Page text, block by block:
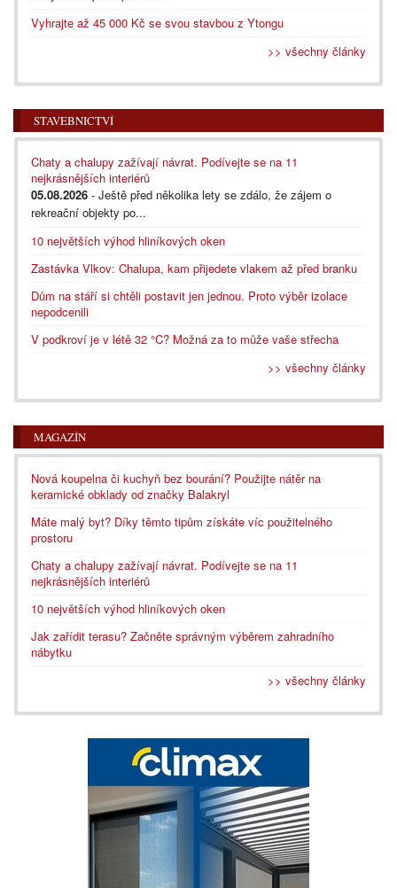
Vyhrajte až 45 000 Kč se svou stavbou z Ytongu
>> všechny články
STAVEBNICTVÍ
Chaty a chalupy zažívají návrat. Podívejte se na 11
nejkrásnějších interiérů
05.08.2026 - Ještě před několika lety se zdálo, že zájem o
rekreační objekty po...
10 největších výhod hliníkových oken
Zastávka Vlkov: Chalupa, kam přijedete vlakem až před branku
Dům na stáří si chtěli postavit jen jednou. Proto výběr izolace
nepodcenili
V podkroví je v létě 32 °C? Možná za to může vaše střecha
>> všechny články
MAGAZÍN
Nová koupelna či kuchyň bez bourání? Použijte nátěr na
keramické obklady od značky Balakryl
Máte malý byt? Díky těmto tipům získáte víc použitelného
prostoru
Chaty a chalupy zažívají návrat. Podívejte se na 11
nejkrásnějších interiérů
10 největších výhod hliníkových oken
Jak zařídit terasu? Začněte správným výběrem zahradního
nábytku
>> všechny články